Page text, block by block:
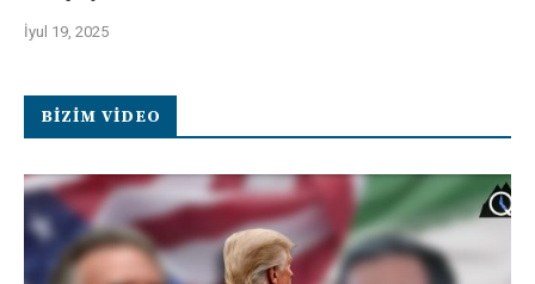
İyul 19, 2025
BIZIM VIDEO